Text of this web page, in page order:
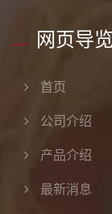
网页导览
首页
公司介绍
产品介绍
最新消息